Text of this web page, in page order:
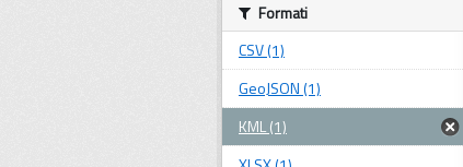
Formati
CSV (1)
GeoJSON (1)
KML (1)